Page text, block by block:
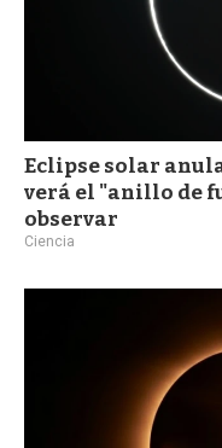
Eclipse solar
verá el "anillo de
observar
Ciencia